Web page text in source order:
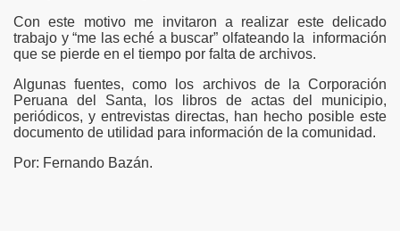
Con este motivo me invitaron a realizar este delicado
trabajo y “me las eché a buscar” olfateando la información
que se pierde en el tiempo por falta de archivos.
Algunas fuentes, como los archivos de la Corporación
Peruana del Santa, los libros de actas del municipio,
periódicos, y entrevistas directas, han hecho posible este
documento de utilidad para información de la comunidad.
Por: Fernando Bazán.